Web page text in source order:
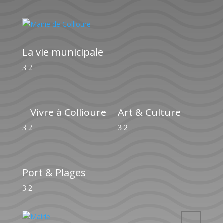
La vie municipale
Vivre à Collioure Art & Culture
Port & Plages